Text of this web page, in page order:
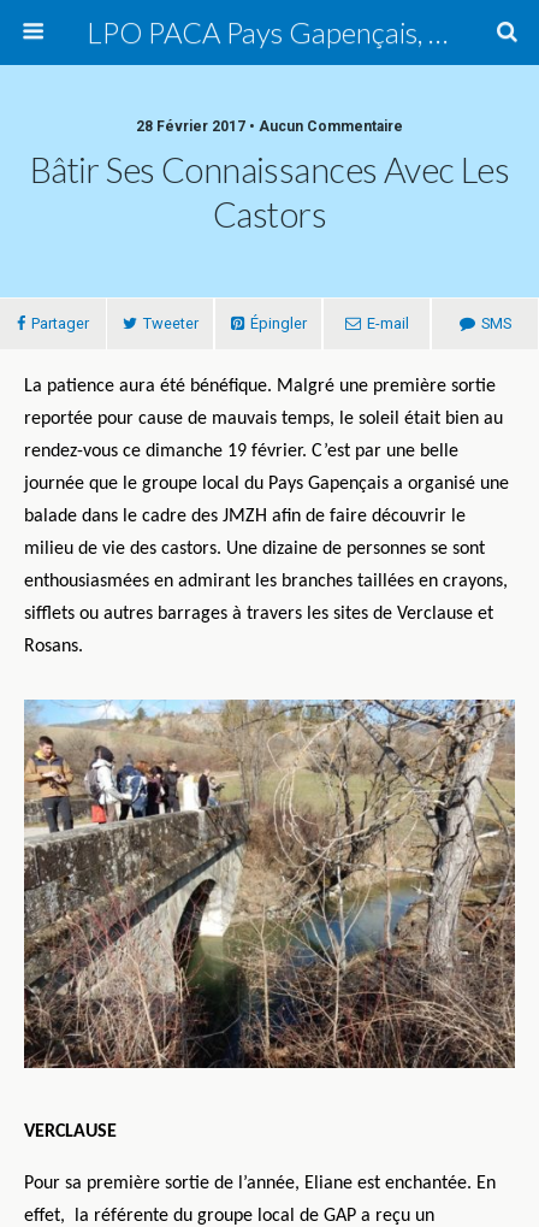
LPO PACA Pays Gapençais, groupe local
28 Février 2017 • Aucun Commentaire
Bâtir Ses Connaissances Avec Les
Castors
Partager Tweeter Épingler E-mail SMS
La patience aura été bénéfique. Malgré une première sortie
reportée pour cause de mauvais temps, le soleil était bien au
rendez-vous ce dimanche 19 février. C’est par une belle
journée que le groupe local du Pays Gapençais a organisé une
balade dans le cadre des JMZH afin de faire découvrir le
milieu de vie des castors. Une dizaine de personnes se sont
enthousiasmées en admirant les branches taillées en crayons,
sifflets ou autres barrages à travers les sites de Verclause et
Rosans.
VERCLAUSE
Pour sa première sortie de l’année, Eliane est enchantée. En
effet,
la référente du groupe local de GAP a reçu un